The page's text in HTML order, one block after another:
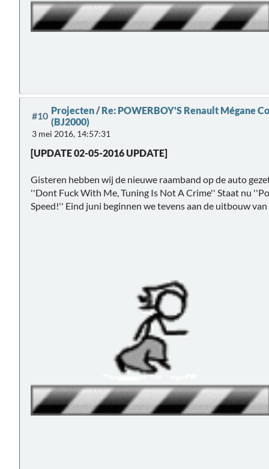
#10 Projecten/Re: POWERBOY'S Renault Mégane
(BJ2000)
3 mei 2016, 14:57:31
[UPDATE 02-05-2016 UPDATE]
Gisteren hebben wij de nieuwe raamband op de auto
''Dont Fuck With Me, Tuning Is Not A Crime'' Staat nu
Speed!'' Eind juni beginnen we tevens aan de uitbouw